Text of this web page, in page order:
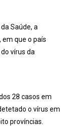
Saúde, a
que o país
vírus da
28 casos em
o vírus em
províncias.